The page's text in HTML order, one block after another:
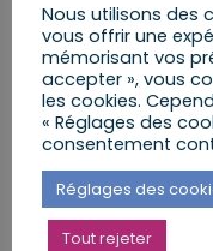
AJOUTER AU
Nous utilisons des
vous offrir une
mémorisant vos
accepter », vous
les cookies.
« Réglages des
consentement
Réglages des
Tout rejeter